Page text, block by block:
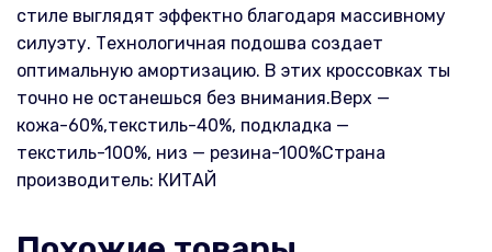
стиле выглядят эффектно благодаря массивному
силуэту. Технологичная подошва создает
оптимальную амортизацию. В этих кроссовках ты
точно не останешься без внимания.Верх —
кoжа-60%,текстиль-40%, подкладка —
текстиль-100%, низ — резина-100%Страна
производитель: КИТАЙ